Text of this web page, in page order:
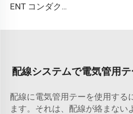
ENT コンダクト
配線システムで電気管用
配線に電気管用テーを使用する
ます。それは、配線が絡まない